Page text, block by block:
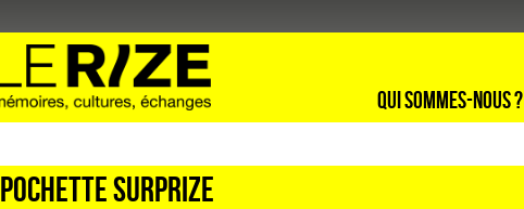
Qui sommes-nous ?
Pochette SurpRize